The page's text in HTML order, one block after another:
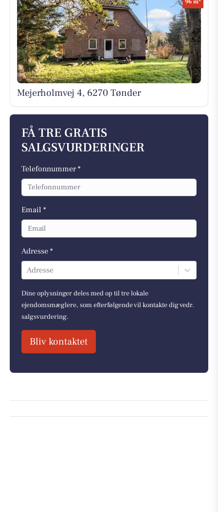
96 m
Mejerholmvej 4, 6270 Tønder
FÅ TRE GRATIS
SALGSVURDERINGER
Telefonnummer *
Email *
Adresse *
Adresse
Dine oplysninger deles med op til tre lokale
ejendomsmæglere, som efterfølgende vil kontakte dig vedr.
salgsvurdering.
Bliv kontaktet